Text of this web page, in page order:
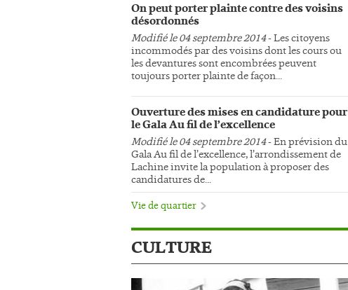
On peut porter plainte contre des voisins
désordonnés
Modifié le 04 septembre 2014- Les citoyens
incommodés par des voisins dont les cours ou
les devantures sont encombrées peuvent
toujours porter plainte de façon...
Ouverture des mises en candidature pour
le Gala Au fil de l’excellence
Modifié le 04 septembre 2014- En prévision du
Gala Au fil de l’excellence, l’arrondissement de
Lachine invite la population à proposer des
candidatures de...
Vie de quartier
CULTURE